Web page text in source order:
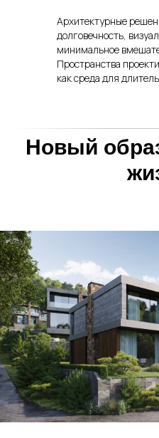
Архитектурные
долговечность,
минимальное
Пространства
как среда для
Новый